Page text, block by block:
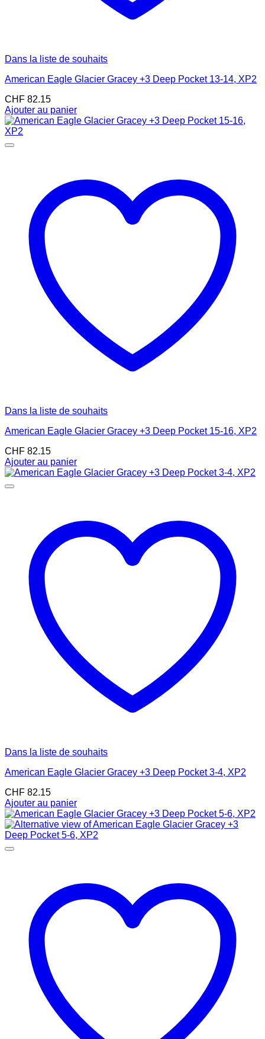
Dans la liste de souhaits
American Eagle Glacier Gracey +3 Deep Pocket 13-14, XP2
CHF 82.15
Ajouter au panier
Dans la liste de souhaits
American Eagle Glacier Gracey +3 Deep Pocket 15-16, XP2
CHF 82.15
Ajouter au panier
Dans la liste de souhaits
American Eagle Glacier Gracey +3 Deep Pocket 3-4, XP2
CHF 82.15
Ajouter au panier